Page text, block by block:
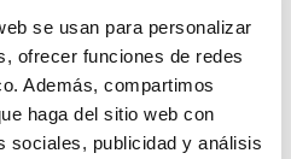
se usan para personalizar
ofrecer funciones de redes
Además, compartimos
haga del sitio web con
sociales, publicidad y análisis